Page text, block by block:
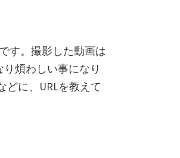
す。撮影した動画は
煩わしい事になり
どに、URLを教えて